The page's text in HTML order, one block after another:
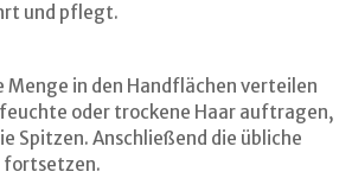
und pflegt.
Menge in den Handflächen verteilen
feuchte oder trockene Haar auftragen,
Spitzen. Anschließend die übliche
fortsetzen.